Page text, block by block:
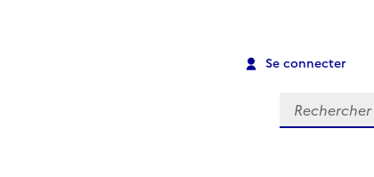
Se connecter
Recherche